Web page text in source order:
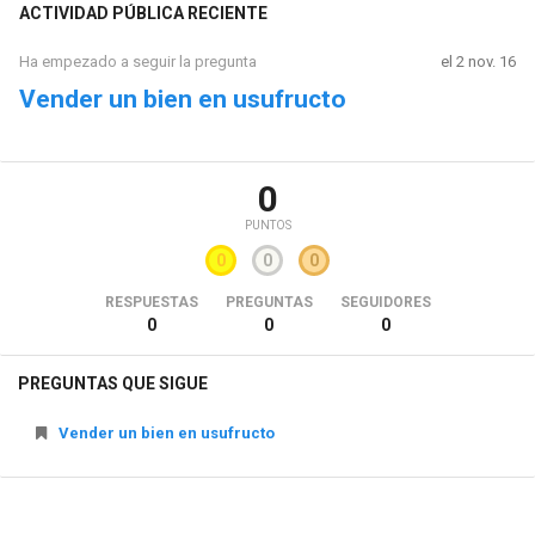
ACTIVIDAD PÚBLICA RECIENTE
Ha empezado a seguir la pregunta el 2 nov. 16
Vender un bien en usufructo
0
PUNTOS
0 0 0
RESPUESTAS
0
PREGUNTAS
0
SEGUIDORES
0
PREGUNTAS QUE SIGUE
Vender un bien en usufructo